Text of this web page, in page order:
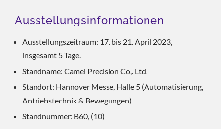
Ausstellungsinformationen
Ausstellungszeitraum: 17. bis 21. April 2023,
insgesamt 5 Tage.
Standname: Camel Precision Co,. Ltd.
Standort: Hannover Messe, Halle 5 (Automatisierung,
Antriebstechnik & Bewegungen)
Standnummer: B60, (10)